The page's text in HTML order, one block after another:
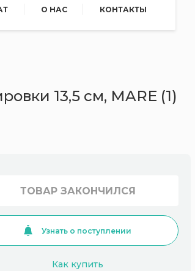
О НАС КОНТАКТЫ
13,5 см, MARE (1)
ТОВАР ЗАКОНЧИЛСЯ
Узнать о поступлении
Как купить